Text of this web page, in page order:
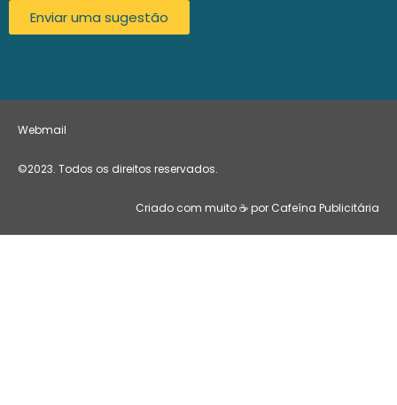
Enviar uma sugestão
Webmail
©2023. Todos os direitos reservados.
Criado com muito ☕ por Cafeína Publicitária